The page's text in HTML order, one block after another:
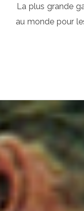
La plus grande
au monde pour